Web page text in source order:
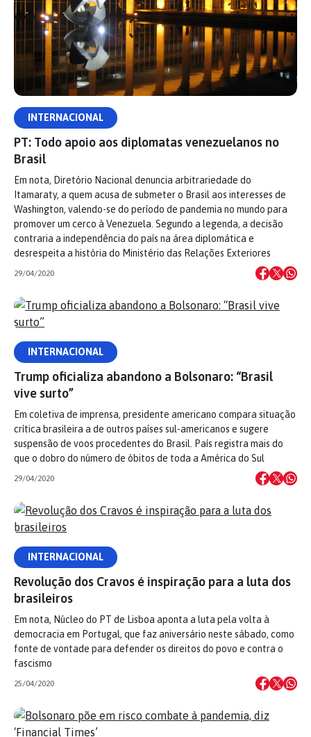
INTERNACIONAL
PT: Todo apoio aos diplomatas venezuelanos no
Brasil
Em nota, Diretório Nacional denuncia arbitrariedade do
Itamaraty, a quem acusa de submeter o Brasil aos interesses de
Washington, valendo-se do período de pandemia no mundo para
promover um cerco à Venezuela. Segundo a legenda, a decisão
contraria a independência do país na área diplomática e
desrespeita a história do Ministério das Relações Exteriores
29/04/2020
INTERNACIONAL
Trump oficializa abandono a Bolsonaro: “Brasil
vive surto”
Em coletiva de imprensa, presidente americano compara situação
crítica brasileira a de outros países sul-americanos e sugere
suspensão de voos procedentes do Brasil. País registra mais do
que o dobro do número de óbitos de toda a América do Sul
29/04/2020
INTERNACIONAL
Revolução dos Cravos é inspiração para a luta dos
brasileiros
Em nota, Núcleo do PT de Lisboa aponta a luta pela volta à
democracia em Portugal, que faz aniversário neste sábado, como
fonte de vontade para defender os direitos do povo e contra o
fascismo
25/04/2020